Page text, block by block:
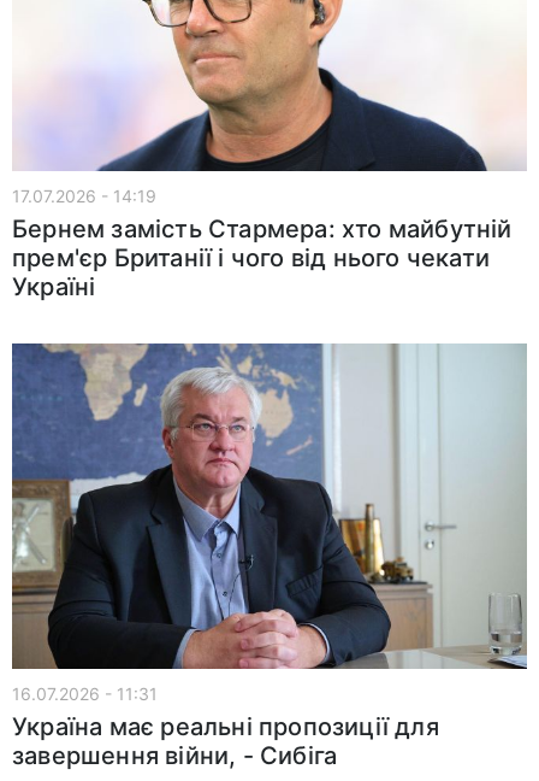
17.07.2026 - 14:19
Бернем замість Стармера: хто майбутній
прем'єр Британії і чого від нього чекати
Україні
16.07.2026 - 11:31
Україна має реальні пропозиції для
завершення війни, - Сибіга